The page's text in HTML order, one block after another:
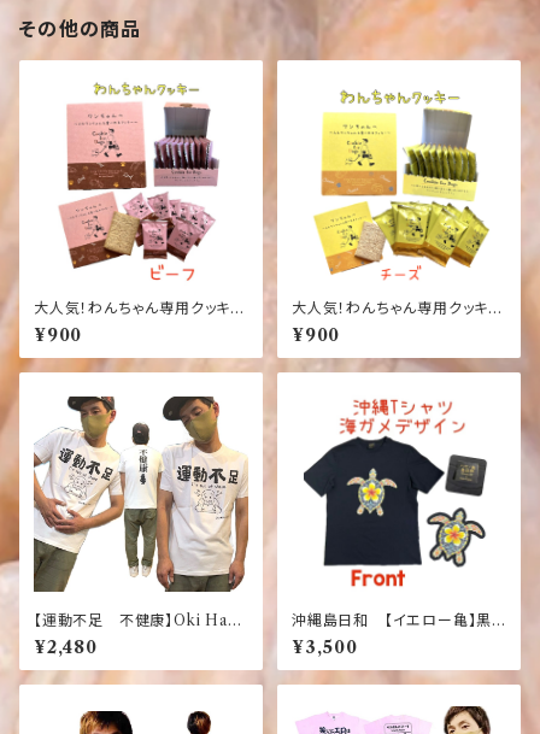
その他の商品
大人気！わんちゃん専用クッキー
【ビーフ味】【犬】【おやつ】ワンち
ゃんへ～人もワンちゃんも食べ
れるクッキー【10枚入り】【国産】
ク】【フード】
¥900
大人気！わんちゃん専用クッキー
【チーズ味】【犬】【おやつ】ワンち
ゃんへ～人もワンちゃんも食べ
れるクッキー【10枚入り】【国産】
ク】【フード】
¥900
【運動不足 不健康】Oki Happ
y Mode オキハピモード 面
白 ふざけ Tシャツ 白
¥2,480
沖縄島日和 【イエロー亀】黒T
シャツ シータートル 亀Tシャ
ツ
¥3,500